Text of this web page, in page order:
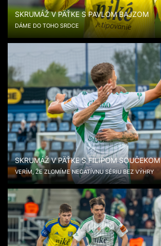
SKRUMÁŽ V PÄŤKE S PAVLOM BAJZOM
DÁME DO TOHO SRDCE
SKRUMÁŽ V PÄŤKE S FILIPOM SOUČEKOM
VERÍM, ŽE ZLOMÍME NEGATÍVNU SÉRIU BEZ VÝHRY